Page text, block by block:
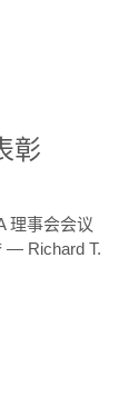
彰
理事会会议
— Richard T.